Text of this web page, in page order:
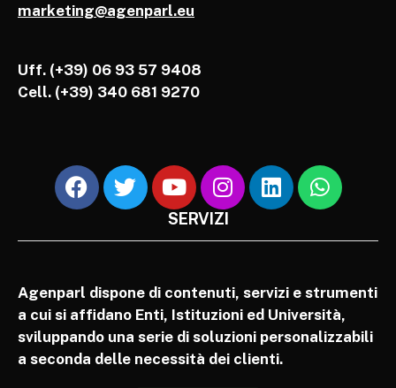
marketing@agenparl.eu
Uff. (+39) 06 93 57 9408
Cell. (+39) 340 681 9270
SERVIZI
Agenparl dispone di contenuti, servizi e strumenti
a cui si affidano Enti, Istituzioni ed Università,
sviluppando una serie di soluzioni personalizzabili
a seconda delle necessità dei clienti.